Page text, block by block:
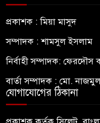
প্রকাশক : মিয়া মাসুদ
সম্পাদক : শামসুল ইসলাম
নির্বাহী সম্পাদক: ফেরদৌস
বার্তা সম্পাদক : মো.
যোগাযোগের ঠিকানা